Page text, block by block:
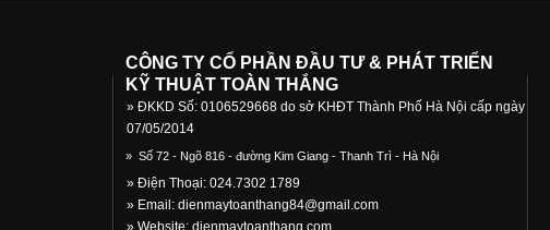
CÔNG TY CỔ PHẦN ĐẦU TƯ & PHÁT TRIỂN
KỸ THUẬT TOÀN THẮNG
» ĐKKD Số: 0106529668 do sở KHĐT Thành Phố Hà Nội cấp ngày
07/05/2014
» Số 72 - Ngõ 816 - đường Kim Giang - Thanh Trì - Hà Nội
» Điện Thoại: 024.7302 1789
» Email: dienmaytoanthang84@gmail.com